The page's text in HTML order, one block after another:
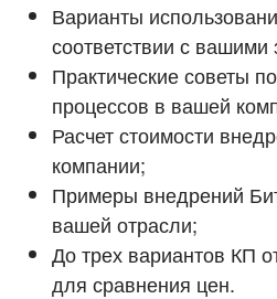
Варианты
соответствии с вашими
Практические советы
процессов в вашей
Расчет стоимости
компании;
Примеры внедрений
вашей отрасли;
До трех вариантов КП
для сравнения цен.